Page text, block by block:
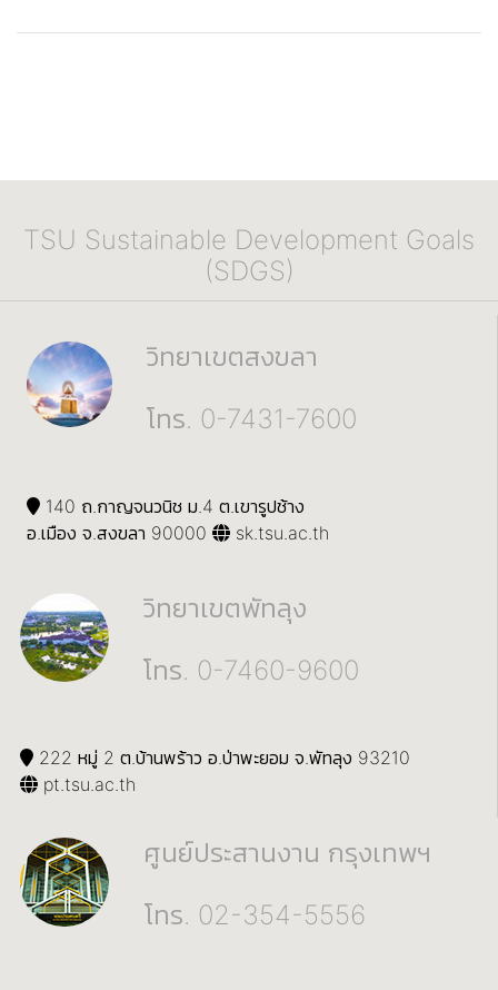
TSU Sustainable Development Goals
(SDGS)
วิทยาเขตสงขลา
โทร. 0-7431-7600
140 ถ.กาญจนวนิช ม.4 ต.เขารูปช้าง
อ.เมือง จ.สงขลา 90000
sk.tsu.ac.th
วิทยาเขตพัทลุง
โทร. 0-7460-9600
222 หมู่ 2 ต.บ้านพร้าว อ.ป่าพะยอม จ.พัทลุง 93210
pt.tsu.ac.th
ศูนย์ประสานงาน กรุงเทพฯ
โทร. 02-354-5556